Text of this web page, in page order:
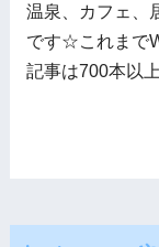
温泉、カフェ、
です☆これまで
記事は700本以上